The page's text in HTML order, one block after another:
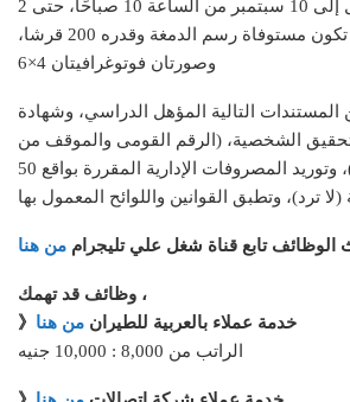
من 1 سبتمبر المقبل إلى 10 سبتمبر من الساعة 10 صباحًا، حتى 2
ظهرًا، على أن تكون مستوفاة رسم الدمغة وقدره 200 قرشا،
وصورتان فوتوغرافيتان 4×6
التالية المؤهل الدراسي، وشهادة
تحقيق الشخصية، (الرقم القومى والموقف من
الخدمة العسكرية)، وتوريد المصروفات الإدارية المقررة بواقع 50
الوظائف تابع قناة شغل علي تليجرام من هنا
وظائف قد تهمك ،
》خدمة عملاء بالعربية للطيران من هنا
الراتب من 8,000 : 10,000 جنيه